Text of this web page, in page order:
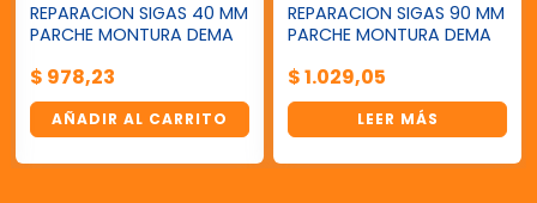
REPARACION SIGAS 40 MM
PARCHE MONTURA DEMA
$ 978,23
AÑADIR AL CARRITO
REPARACION SIGAS 90 MM
PARCHE MONTURA DEMA
$1.029,05
LEER MÁS